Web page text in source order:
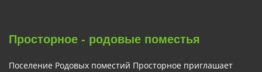
Просторное - родовые поместья
Поселение Родовых поместий Просторное приглашает